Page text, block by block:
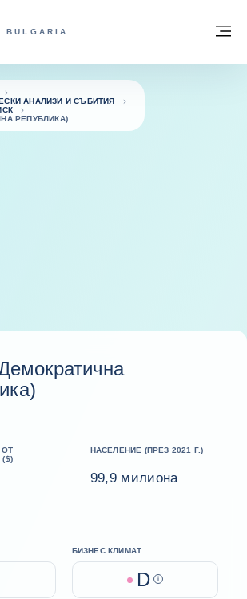
COFACE FOR TRADE - GROUP WEBSITE
BULGARIA
страница
АНАЛИЗИ И СЪБИТИЯ
РЕПУБЛИКА)
ОТ
НАСЕЛЕНИЕ (ПРЕЗ 2021 Г.)
99,9 милиона
Help
БИЗНЕС КЛИМАТ
D Help